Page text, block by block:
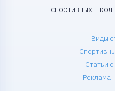
спортивных
Виды
Статьи
Реклама